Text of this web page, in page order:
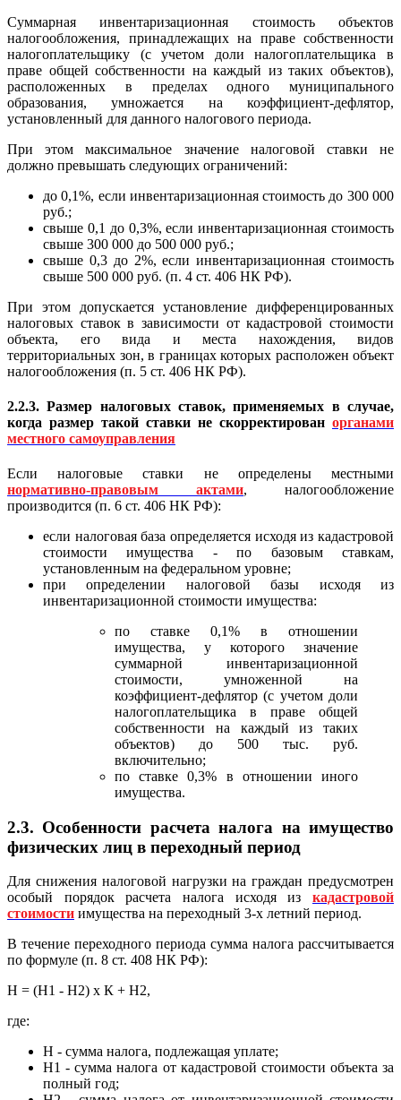
Суммарная инвентаризационная стоимость объектов
налогообложения, принадлежащих на праве собственности
налогоплательщику (с учетом доли налогоплательщика в
праве общей собственности на каждый из таких объектов),
расположенных в пределах одного муниципального
образования, умножается на коэффициент-дефлятор,
установленный для данного налогового периода.
При этом максимальное значение налоговой ставки не
должно превышать следующих ограничений:
до 0,1%, если инвентаризационная стоимость до 300 000
руб.;
свыше 0,1 до 0,3%, если инвентаризационная стоимость
свыше 300 000 до 500 000 руб.;
свыше 0,3 до 2%, если инвентаризационная стоимость
свыше 500 000 руб. (п. 4 ст. 406 НК РФ).
При этом допускается установление дифференцированных
налоговых ставок в зависимости от кадастровой стоимости
объекта, его вида и места нахождения, видов
территориальных зон, в границах которых расположен объект
налогообложения (п. 5 ст. 406 НК РФ).
2.2.3. Размер налоговых ставок, применяемых в случае,
когда размер такой ставки не скорректирован органами
местного самоуправления
Если налоговые ставки не определены местными
нормативно-правовым актами, налогообложение
производится (п. 6 ст. 406 НК РФ):
если налоговая база определяется исходя из кадастровой
стоимости имущества - по базовым ставкам,
установленным на федеральном уровне;
при определении налоговой базы исходя из
инвентаризационной стоимости имущества:
по ставке 0,1% в отношении
имущества, у которого значение
суммарной инвентаризационной
стоимости, умноженной на
коэффициент-дефлятор (с учетом доли
налогоплательщика в праве общей
собственности на каждый из таких
объектов) до 500 тыс. руб.
включительно;
по ставке 0,3% в отношении иного
имущества.
2.3. Особенности расчета налога на имущество
физических лиц в переходный период
Для снижения налоговой нагрузки на граждан предусмотрен
особый порядок расчета налога исходя из кадастровой
стоимости имущества на переходный 3-х летний период.
В течение переходного периода сумма налога рассчитывается
по формуле (п. 8 ст. 408 НК РФ):
Н = (Н1 - Н2) x К + Н2,
где:
Н - сумма налога, подлежащая уплате;
Н1 - сумма налога от кадастровой стоимости объекта за
полный год;